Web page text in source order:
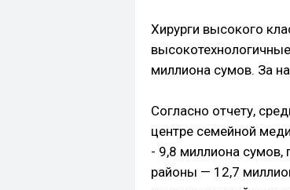
Хирурги высокого
миллиона сумов. За
Согласно отчету,
центре семейной
- 9,8 миллиона сумов,
районы — 12,7